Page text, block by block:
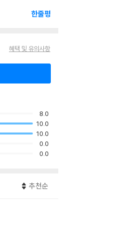
한줄평
혜택 및 유의사항
8.0
10.0
10.0
0.0
0.0
추천순